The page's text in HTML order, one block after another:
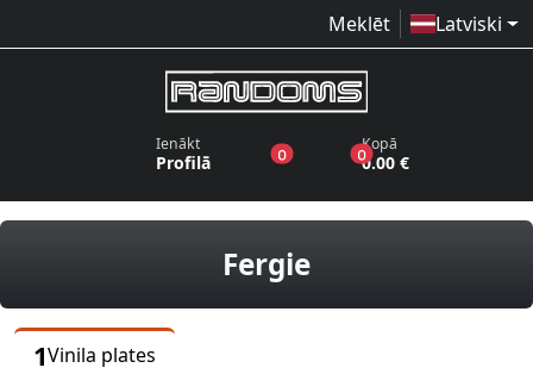
Meklēt Latviski
Ienākt
Profilā 0produkti vēlmju sarakstā
0produkti grozā
Kopā
0.00 €
Fergievinila plates
1Vinila plates